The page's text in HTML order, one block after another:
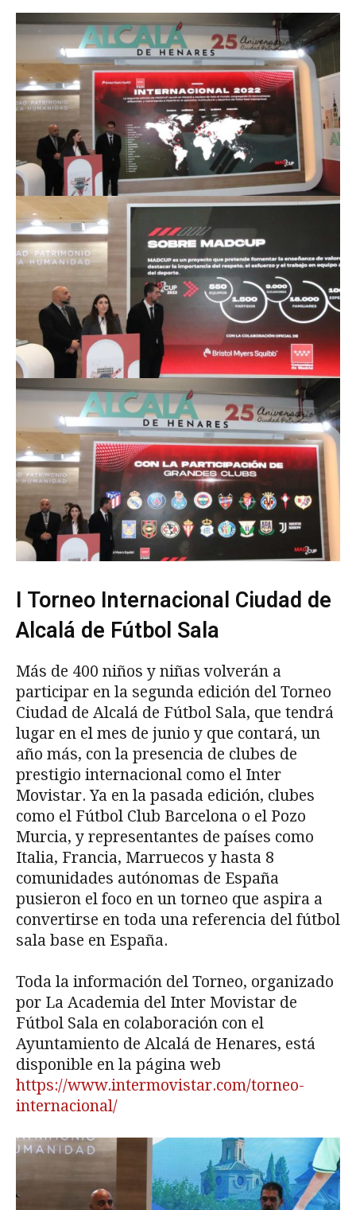
I Torneo Internacional Ciudad de
Alcalá de Fútbol Sala
Más de 400 niños y niñas volverán a
participar en la segunda edición del Torneo
Ciudad de Alcalá de Fútbol Sala, que tendrá
lugar en el mes de junio y que contará, un
año más, con la presencia de clubes de
prestigio internacional como el Inter
Movistar. Ya en la pasada edición, clubes
como el Fútbol Club Barcelona o el Pozo
Murcia, y representantes de países como
Italia, Francia, Marruecos y hasta 8
comunidades autónomas de España
pusieron el foco en un torneo que aspira a
convertirse en toda una referencia del fútbol
sala base en España.
Toda la información del Torneo, organizado
por La Academia del Inter Movistar de
Fútbol Sala en colaboración con el
Ayuntamiento de Alcalá de Henares, está
disponible en la página web
https://www.intermovistar.com/torneo-
internacional/